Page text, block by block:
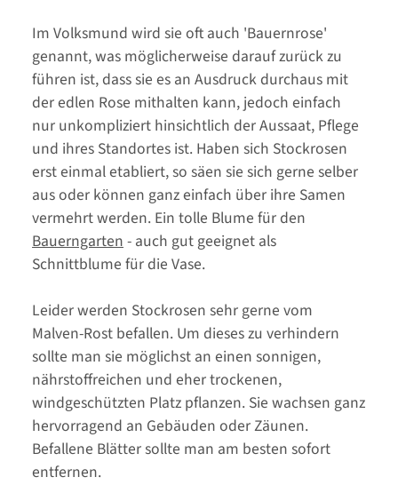
Im Volksmund wird sie oft auch 'Bauernrose'
genannt, was möglicherweise darauf zurück zu
führen ist, dass sie es an Ausdruck durchaus mit
der edlen Rose mithalten kann, jedoch einfach
nur unkompliziert hinsichtlich der Aussaat, Pflege
und ihres Standortes ist. Haben sich Stockrosen
erst einmal etabliert, so säen sie sich gerne selber
aus oder können ganz einfach über ihre Samen
vermehrt werden. Ein tolle Blume für den
Bauerngarten- auch gut geeignet als
Schnittblume für die Vase.
Leider werden Stockrosen sehr gerne vom
Malven-Rost befallen. Um dieses zu verhindern
sollte man sie möglichst an einen sonnigen,
nährstoffreichen und eher trockenen,
windgeschützten Platz pflanzen. Sie wachsen ganz
hervorragend an Gebäuden oder Zäunen.
Befallene Blätter sollte man am besten sofort
entfernen.